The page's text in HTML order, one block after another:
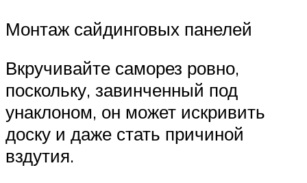
Монтаж сайдинговых панелей
Вкручивайте саморез ровно,
поскольку, завинченный под
унаклоном, он может искривить
доску и даже стать причиной
вздутия.